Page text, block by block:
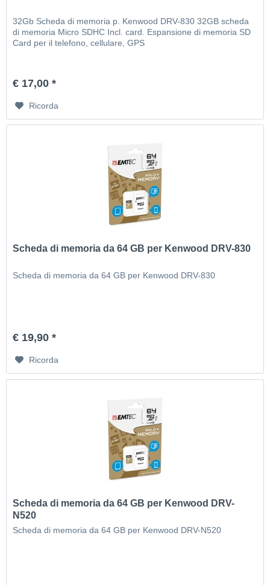
32Gb Scheda di memoria p. Kenwood DRV-830 32GB scheda
di memoria Micro SDHC Incl. card. Espansione di memoria SD
Card per il telefono, cellulare, GPS
€ 17,00 *
Ricorda
Scheda di memoria da 64 GB per Kenwood DRV-830
Scheda di memoria da 64 GB per Kenwood DRV-830
€ 19,90 *
Ricorda
Scheda di memoria da 64 GB per Kenwood DRV-
N520
Scheda di memoria da 64 GB per Kenwood DRV-N520